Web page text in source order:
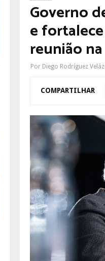
Governo
e
reunião
Por Diego Rodríguez
COMPARTILHAR